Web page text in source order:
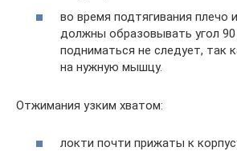
во время подтягивания плечо
должны образовывать угол
подниматься не следует, так
на нужную мышцу.
Отжимания узким хватом:
локти почти прижаты к